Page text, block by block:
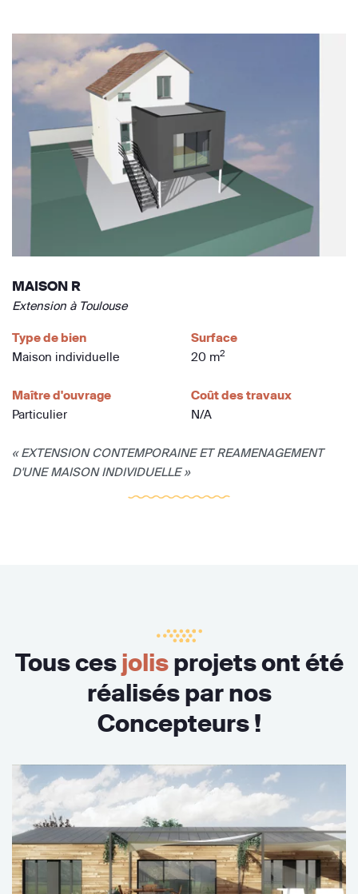
MAISON R
Extension à Toulouse
Type de bien
Maison individuelle
Surface
20 m2
Maître d'ouvrage
Particulier
Coût des travaux
N/A
« EXTENSION CONTEMPORAINE ET REAMENAGEMENT
D'UNE MAISON INDIVIDUELLE »
Tous cesjolisprojets ont été
réalisés par nos
Concepteurs !